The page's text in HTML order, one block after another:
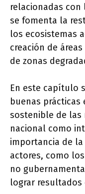
relacionadas con
se fomenta la
los ecosistemas
creación de
de zonas
En este capítulo
buenas prácticas
sostenible de las
nacional como
importancia de
actores, como
no
lograr resultados